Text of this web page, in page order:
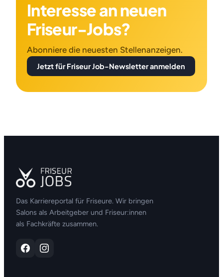
Interesse an neuen
Friseur-Jobs?
Abonniere die neuesten Stellenanzeigen.
Jetzt für Friseur Job-Newsletter anmelden
Das Karriereportal für Friseure. Wir bringen
Salons als Arbeitgeber und Friseur:innen
als Fachkräfte zusammen.